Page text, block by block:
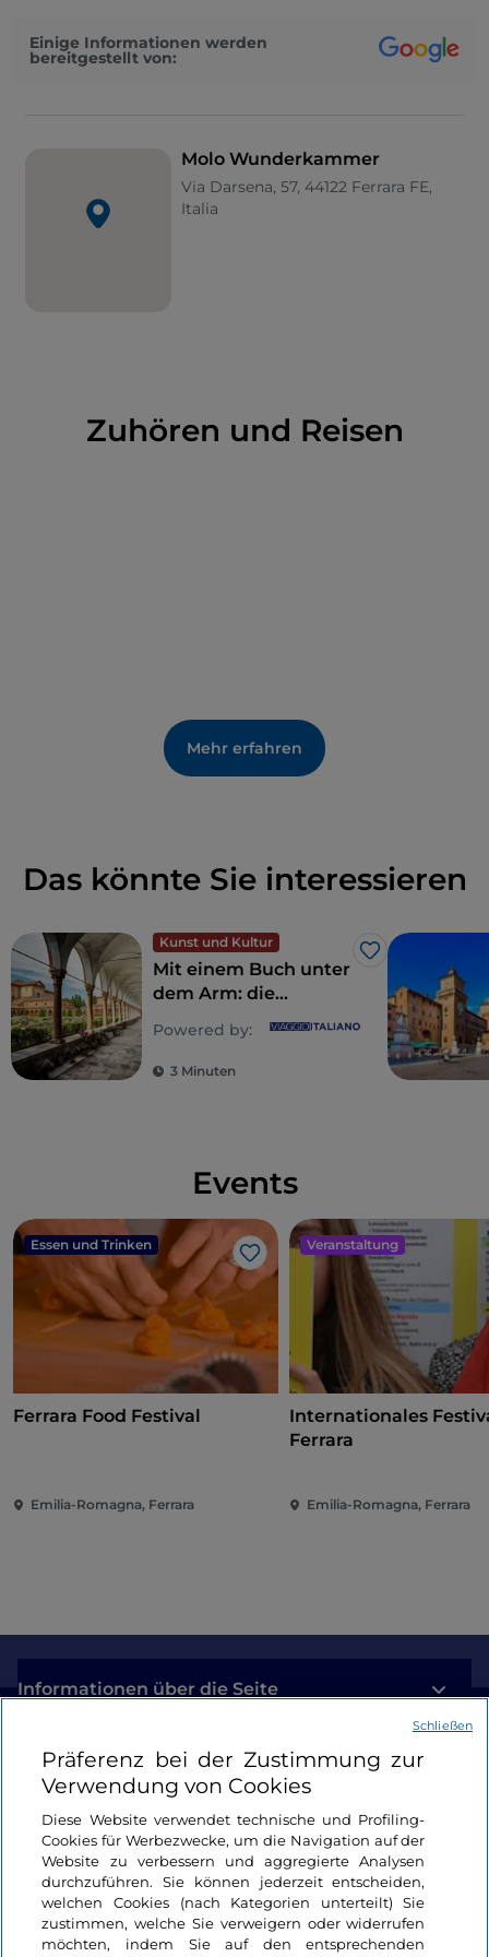
Wasserstraßen bildet. Ein wirklich einzigartiger Ort,
um an Veranstaltungen teilzunehmen, den Abend
Einige Informationen werden
bereitgestellt von:
Molo Wunderkammer
Via Darsena, 57, 44122 Ferrara FE,
Italia
Zuhören und Reisen
Mehr erfahren
Das könnte Sie interessieren
Kunst und Kultur
Like
Mit einem Buch unter
dem Arm: die
Romane von Giorgio
Bassani
Powered by:
3 Minuten
Events
Essen und Trinken
Like
Ferrara Food Festival
Emilia-Romagna, Ferrara
Veranstaltung
Internationales
Ferrara
Emilia-Romagna, Ferrara
Informationen über die Seite
Nützliche Links
Login
Bleiben wir in Kontakt
Präferenz bei der Zustimmung zur
Verwendung von Cookies
Diese Website verwendet technische und Profiling-
Cookies für Werbezwecke, um die Navigation auf der
Website zu verbessern und aggregierte Analysen
durchzuführen. Sie können jederzeit entscheiden,
welchen Cookies (nach Kategorien unterteilt) Sie
zustimmen, welche Sie verweigern oder widerrufen
möchten, indem Sie auf den entsprechenden
Schließen